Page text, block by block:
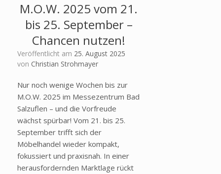
M.O.W. 2025 vom 21.
bis 25. September –
Chancen nutzen!
Veröffentlicht am 25. August 2025
von Christian Strohmayer
Nur noch wenige Wochen bis zur
M.O.W. 2025 im Messezentrum Bad
Salzuflen – und die Vorfreude
wächst spürbar! Vom 21. bis 25.
September trifft sich der
Möbelhandel wieder kompakt,
fokussiert und praxisnah. In einer
herausfordernden Marktlage rückt